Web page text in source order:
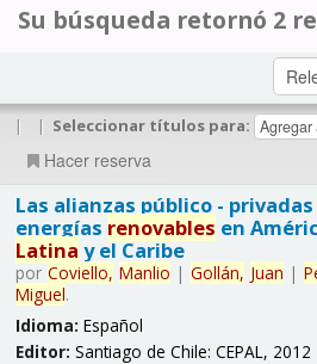
Su búsqueda retornó 2
| | Seleccionar títulos para:
Hacer reserva
Las alianzas público -
energías renovables en
Latina y el Caribe
por Coviello, Manlio | Gollán, Juan |
Miguel.
Idioma: Español
Editor: Santiago de Chile: CEPAL, 2012